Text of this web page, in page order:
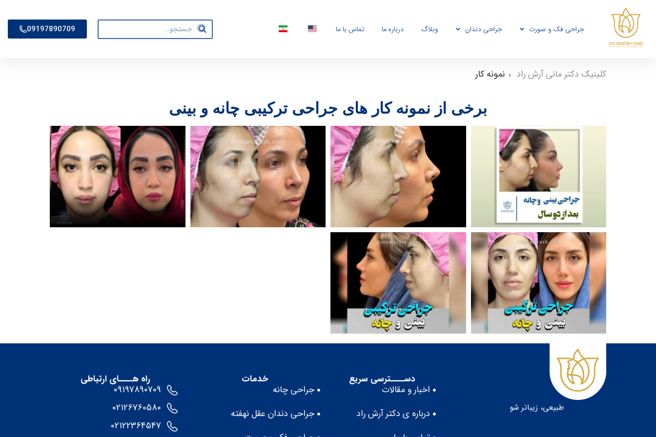
جراحی فک و صورت جراحی دندان وبلاگ درباره ما تماس با ما 09197890709
کلینیک دکتر مانی آرش راد نمونه کار
برخی از نمونه کار های جراحی ترکیبی چانه و بینی
طبيعى، زيباتر شو
دســــترسی سریع
اخبار و مقالات
درباره ى دكتر آرش راد
خدمات
جراحی چانه
جراحی دندان عقل نهفته
راه هــــای ارتباطی
09197890709
02126760580
02122364547